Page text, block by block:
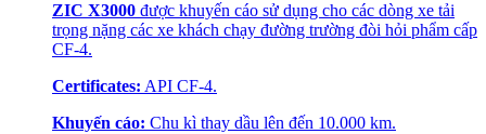
ZIC X3000 được khuyến cáo sử dụng cho các dòng xe tải
trọng nặng các xe khách chạy đường trường đòi hỏi phẩm cấp
CF-4.
Certificates: API CF-4.
Khuyến cáo: Chu kì thay dầu lên đến 10.000 km.